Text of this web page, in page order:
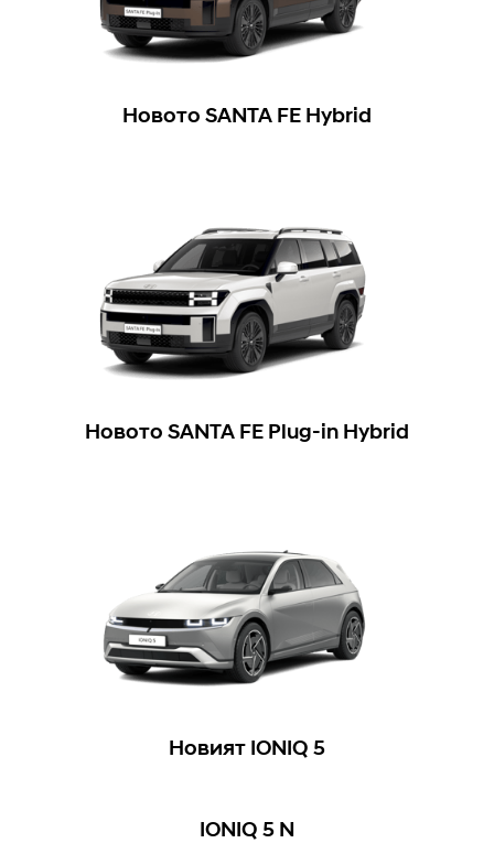
Новото SANTA FE Hybrid
Новото SANTA FE Plug-in Hybrid
Новият IONIQ 5
IONIQ 5 N